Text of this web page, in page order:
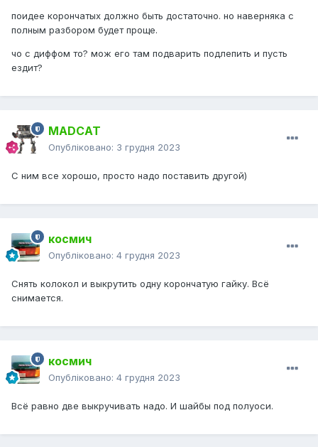
поидее корончатых должно быть достаточно. но наверняка с
полным разбором будет проще.
чо с диффом то? мож его там подварить подлепить и пусть
ездит?
MADCAT
Опубліковано: 3 грудня 2023
С ним все хорошо, просто надо поставить другой)
космич
Опубліковано: 4 грудня 2023
Снять колокол и выкрутить одну корончатую гайку. Всё
снимается.
космич
Опубліковано: 4 грудня 2023
Всё равно две выкручивать надо. И шайбы под полуоси.